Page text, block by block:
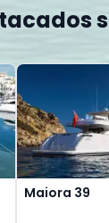
Maiora 39